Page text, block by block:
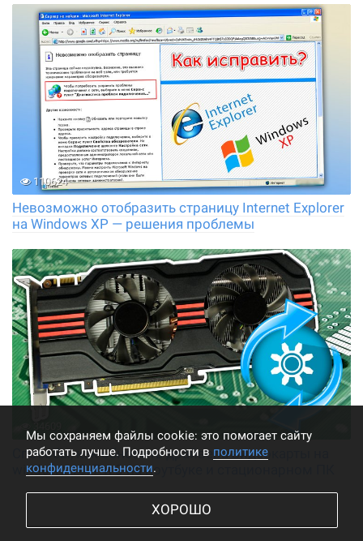
110624
Невозможно отобразить страницу Internet Explorer
на Windows XP — решения проблемы
Способы, как обновить драйвера видеокарты на
windows 10, 7 и 8 на ноутбуке и стационарном ПК
Мы cохраняем файлы cookie: это помогает сайту
работать лучше. Подробности в политике
конфиденциальности.
ХОРОШО